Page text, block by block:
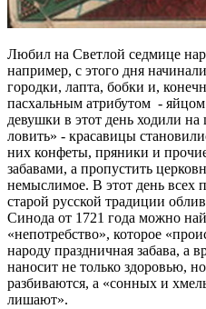
Любил на Светлой седмице
например, с этого дня
городки, лапта, бобки и,
пасхальным атрибутом -
девушки в этот день ходили
ловить» - красавицы
них конфеты, пряники и
забавами, а пропустить
немыслимое. В этот день всех
старой русской традиции
Синода от 1721 года можно
«непотребство», которое
народу праздничная забава, а
наносит не только здоровью,
разбиваются, а «сонных и
лишают».